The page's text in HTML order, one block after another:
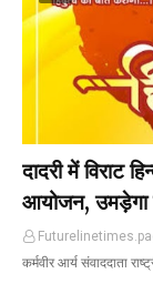
दादरी में विराट
आयोजन, उमड़ेगा
कर्मवीर आर्य संवाददाता